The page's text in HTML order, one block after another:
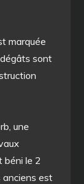
marquée
sont
une
béni le 2
anciens est